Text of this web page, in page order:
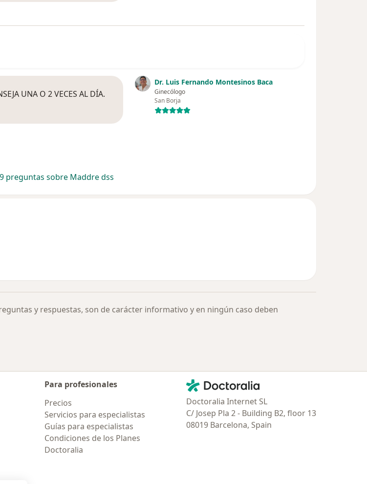
Dr. Luis Fernando Montesinos Baca
Ginecólogo
San Borja
UNA O 2 VECES AL DÍA.
preguntas sobre Maddre dss
y respuestas, son de carácter informativo y en ningún caso deben
Para profesionales
Precios
Servicios para especialistas
Guías para especialistas
Condiciones de los Planes
Doctoralia
Contacto
Doctoralia - Página de inicio
Doctoralia Internet SL
C/ Josep Pla 2 - Building B2, floor 13
08019 Barcelona, Spain